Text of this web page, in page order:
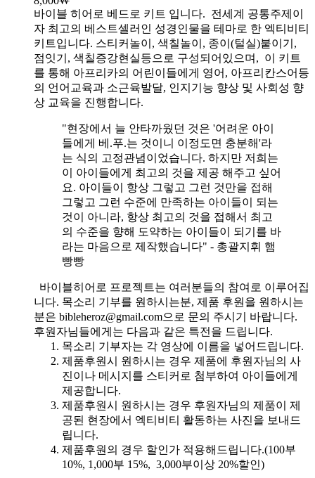
바이블 히어로 베드로 키트 입니다. 전세계 공통주제이
자 최고의 베스트셀러인 성경인물을 테마로 한 엑티비티
키트입니다. 스티커놀이, 색칠놀이, 종이(털실)붙이기,
점잇기, 색칠증강현실등으로 구성되어있으며, 이 키트
를 통해 아프리카의 어린이들에게 영어, 아프리칸스어등
의 언어교육과 소근육발달, 인지기능 향상 및 사회성 향
상 교육을 진행합니다.
"현장에서 늘 안타까웠던 것은 '어려운 아이
들에게 베.푸.는 것이니 이정도면 충분해'라
는 식의 고정관념이었습니다. 하지만 저희는
이 아이들에게 최고의 것을 제공 해주고 싶어
요. 아이들이 항상 그렇고 그런 것만을 접해
그렇고 그런 수준에 만족하는 아이들이 되는
것이 아니라, 항상 최고의 것을 접해서 최고
의 수준을 향해 도약하는 아이들이 되기를 바
라는 마음으로 제작했습니다" - 총괄지휘 햄
빵빵
바이블히어로 프로젝트는 여러분들의 참여로 이루어집
니다. 목소리 기부를 원하시는분, 제품 후원을 원하시는
분은 bibleheroz@gmail.com으로 문의 주시기 바랍니다.
후원자님들에게는 다음과 같은 특전을 드립니다.
목소리 기부자는 각 영상에 이름을 넣어드립니다.
제품후원시 원하시는 경우 제품에 후원자님의 사
진이나 메시지를 스티커로 첨부하여 아이들에게
제공합니다.
제품후원시 원하시는 경우 후원자님의 제품이 제
공된 현장에서 엑티비티 활동하는 사진을 보내드
립니다.
제품후원의 경우 할인가 적용해드립니다.(100부
10%, 1,000부 15%, 3,000부이상 20%할인)